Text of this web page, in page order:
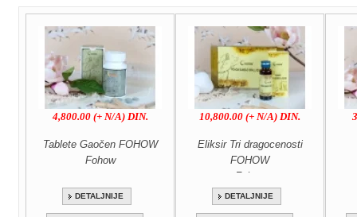
4,800.00 (+ N/A) DIN.
Tablete Gaočen FOHOW
Fohow
DETALJNIJE
10,800.00 (+ N/A) DIN.
Eliksir Tri dragocenosti
FOHOW
Fohow
DETALJNIJE